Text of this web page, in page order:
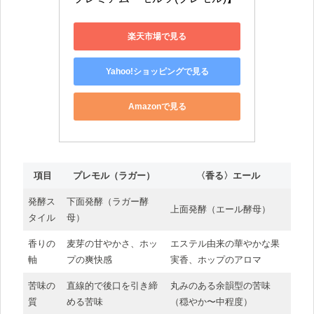
楽天市場で見る
Yahoo!ショッピングで見る
Amazonで見る
項目 プレモル（ラガー） 〈香る〉エール
発酵ス
タイル
下面発酵（ラガー酵
母）
上面発酵（エール酵母）
香りの
軸
麦芽の甘やかさ、ホッ
プの爽快感
エステル由来の華やかな果
実香、ホップのアロマ
苦味の
質
直線的で後口を引き締
める苦味
丸みのある余韻型の苦味
（穏やか〜中程度）